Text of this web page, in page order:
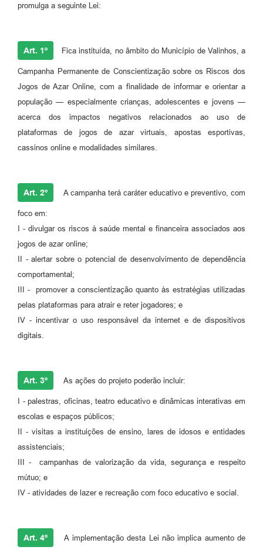
A Prefeitura
Jornal
SIC
promulga a seguinte Lei:
Art. 1º Fica instituída, no âmbito do Município de Valinhos, a
Campanha Permanente de Conscientização sobre os Riscos dos
Jogos de Azar Online, com a finalidade de informar e orientar a
população — especialmente crianças, adolescentes e jovens —
acerca dos impactos negativos relacionados ao uso de
plataformas de jogos de azar virtuais, apostas esportivas,
cassinos online e modalidades similares.
Art. 2º A campanha terá caráter educativo e preventivo, com
foco em:
I - divulgar os riscos à saúde mental e financeira associados aos
jogos de azar online;
II - alertar sobre o potencial de desenvolvimento de dependência
comportamental;
III - promover a conscientização quanto às estratégias utilizadas
pelas plataformas para atrair e reter jogadores; e
IV - incentivar o uso responsável da internet e de dispositivos
digitais.
Art. 3º As ações do projeto poderão incluir:
I - palestras, oficinas, teatro educativo e dinâmicas interativas em
escolas e espaços públicos;
II - visitas a instituições de ensino, lares de idosos e entidades
assistenciais;
III - campanhas de valorização da vida, segurança e respeito
mútuo; e
IV - atividades de lazer e recreação com foco educativo e social.
Art. 4º A implementação desta Lei não implica aumento de